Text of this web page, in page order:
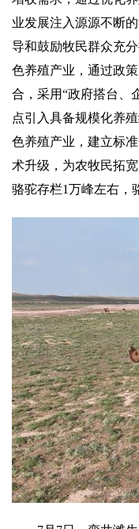
业发展注入源源不断
导和鼓励牧民群众充
色养殖产业，通过政
合，采用“政府搭台、
点引入具备规模化养
色养殖产业，建立标
术升级，为农牧民拓
骆驼存栏1万峰左右，